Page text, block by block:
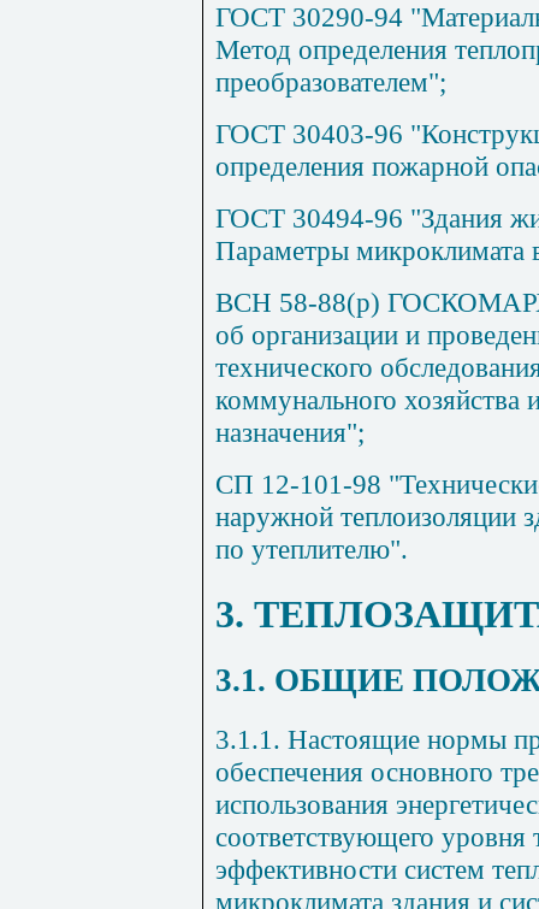
ГОСТ 30290-94
Метод определения
преобразователем";
ГОСТ 30403-96
определения пожарной
ГОСТ 30494-96 "Здания
Параметры микроклимата
ВСН 58-88(р)
об организации и
технического
коммунального хозяйства
назначения";
СП 12-101-98
наружной теплоизоляции
по утеплителю".
3.
3.1. ОБЩИЕ
3.1.1. Настоящие нормы
обеспечения основного
использования
соответствующего
эффективности систем
микроклимата здания и